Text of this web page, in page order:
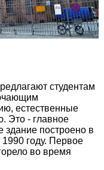
студентам
естественные
Это - главное
здание построено в
году. Первое
во время